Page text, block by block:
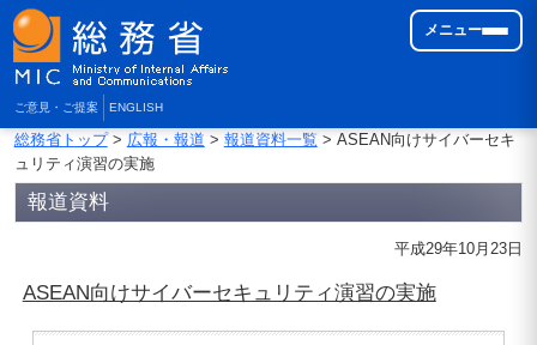
ご意見・ご提案 ENGLISH
メニュー
総務省トップ> 広報・報道 > 報道資料一覧> ASEAN向けサイバーセキ
ュリティ演習の実施
報道資料
平成29年10月23日
ASEAN向けサイバーセキュリティ演習の実施